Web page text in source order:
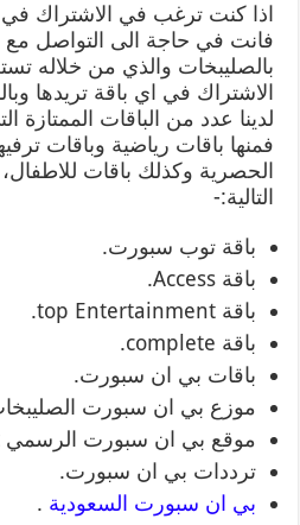
اذا كنت ترغب في الاشتراك
فانت في حاجة الى التواصل
بالصليبخات والذي من خلاله
الاشتراك في اي باقة تريدها
لدينا عدد من الباقات
فمنها باقات رياضية وباقات
الحصرية وكذلك باقات للاطفال،
التالية:-
باقة توب سبورت.
باقة Access.
باقة top Entertainment.
باقة complete.
باقات بي ان سبورت.
موزع بي ان سبورت
موقع بي ان سبورت الرسمي net.
ترددات بي ان سبورت.
بي ان سبورت السعودية .